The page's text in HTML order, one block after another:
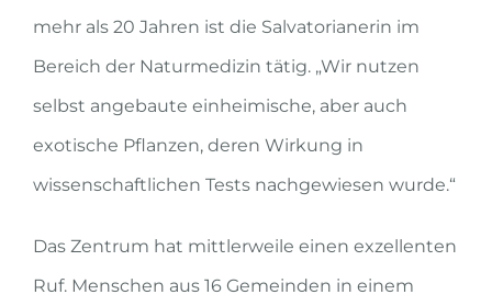
mehr als 20 Jahren ist die Salvatorianerin im
Bereich der Naturmedizin tätig. „Wir nutzen
selbst angebaute einheimische, aber auch
exotische Pflanzen, deren Wirkung in
wissenschaftlichen Tests nachgewiesen wurde.“
Das Zentrum hat mittlerweile einen exzellenten
Ruf. Menschen aus 16 Gemeinden in einem